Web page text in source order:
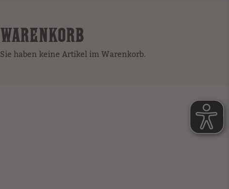
WARENKORB
Sie haben keine Artikel im Warenkorb.